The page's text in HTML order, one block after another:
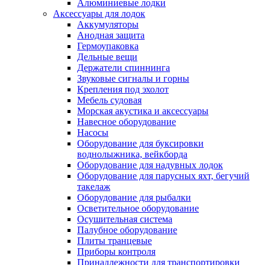
Алюминиевые лодки
Аксессуары для лодок
Аккумуляторы
Анодная защита
Гермоупаковка
Дельные вещи
Держатели спиннинга
Звуковые сигналы и горны
Крепления под эхолот
Мебель судовая
Морская акустика и аксессуары
Навесное оборудование
Насосы
Оборудование для буксировки
воднолыжника, вейкборда
Оборудование для надувных лодок
Оборудование для парусных яхт, бегучий
такелаж
Оборудование для рыбалки
Осветительное оборудование
Осушительная система
Палубное оборудование
Плиты транцевые
Приборы контроля
Принадлежности для транспортировки